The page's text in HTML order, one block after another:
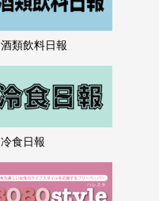
酒類飲料日報
冷食日報